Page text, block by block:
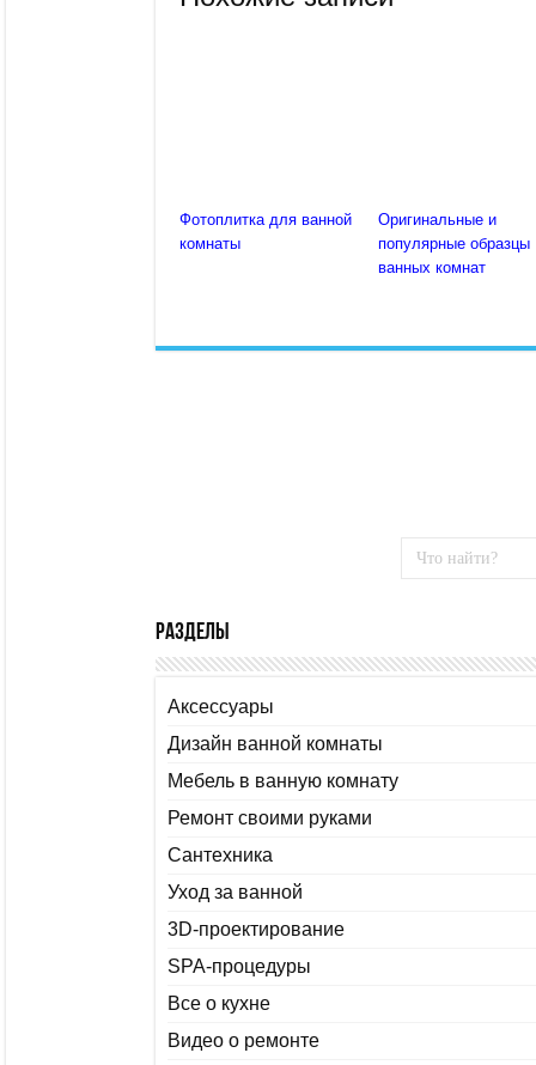
Фотоплитка для ванной
комнаты
Оригинальные и
популярные образцы
ванных комнат
Разделы
Аксессуары
Дизайн ванной комнаты
Мебель в ванную комнату
Ремонт своими руками
Сантехника
Уход за ванной
3D-проектирование
SPA-процедуры
Все о кухне
Видео о ремонте